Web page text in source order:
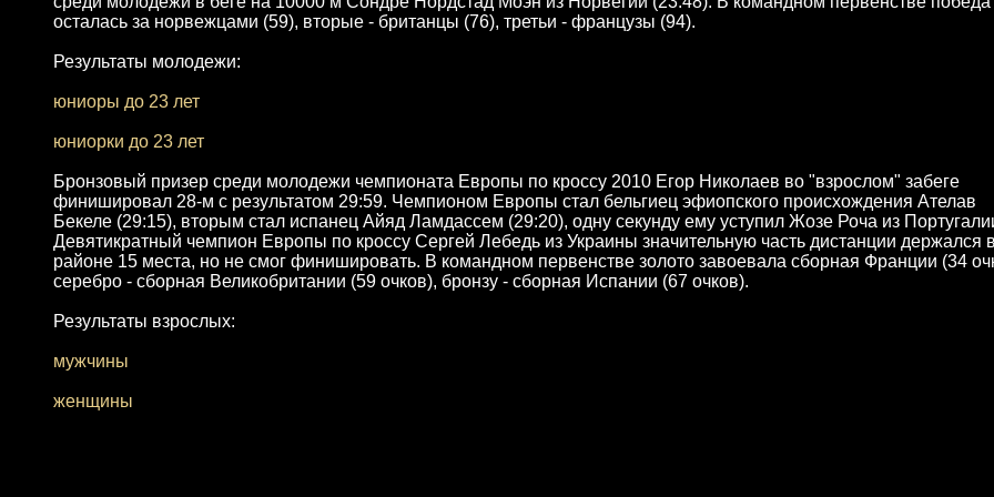
осталась за норвежцами (59), вторые - британцы (76), третьи - французы (94).
Результаты молодежи:
юниоры до 23 лет
юниорки до 23 лет
Бронзовый призер среди молодежи чемпионата Европы по кроссу 2010 Егор Николаев во "взрослом" забеге
финишировал 28-м с результатом 29:59. Чемпионом Европы стал бельгиец эфиопского происхождения Ателав
Бекеле (29:15), вторым стал испанец Айяд Ламдассем (29:20), одну секунду ему уступил Жозе Роча из
Девятикратный чемпион Европы по кроссу Сергей Лебедь из Украины значительную часть дистанции держался в
районе 15 места, но не смог финишировать. В командном первенстве золото завоевала сборная Франции (34
серебро - сборная Великобритании (59 очков), бронзу - сборная Испании (67 очков).
Результаты взрослых:
мужчины
женщины